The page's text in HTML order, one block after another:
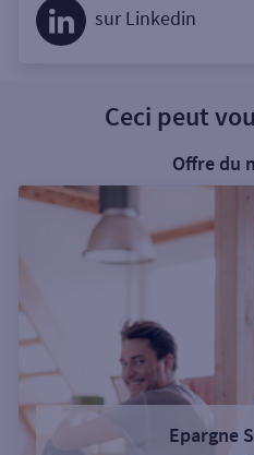
sur Linkedin
Ceci peut
Offre du
Epargne